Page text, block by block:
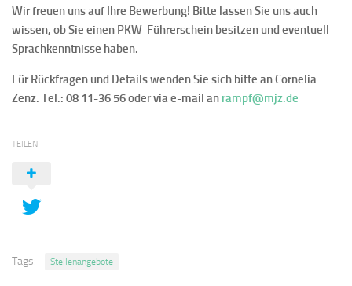
Wir freuen uns auf Ihre Bewerbung! Bitte lassen Sie uns auch
wissen, ob Sie einen PKW-Führerschein besitzen und eventuell
Sprachkenntnisse haben.
Für Rückfragen und Details wenden Sie sich bitte an Cornelia
Zenz. Tel.: 08 11-36 56 oder via e-mail an rampf@mjz.de
TEILEN
Tags: Stellenangebote